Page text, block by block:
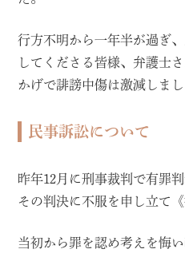
行方不明から一年半が過ぎ
してくださる皆様、弁護士
かげで誹謗中傷は激減しまし
民事訴訟について
昨年12月に刑事裁判で有罪
その判決に不服を申し立て
当初から罪を認め考えを悔